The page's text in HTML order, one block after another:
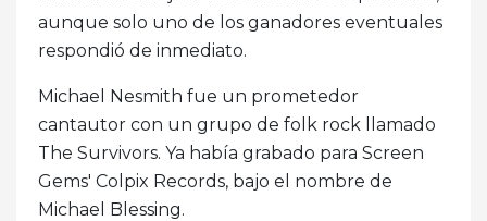
aunque solo uno de los ganadores eventuales
respondió de inmediato.
Michael Nesmith fue un prometedor
cantautor con un grupo de folk rock llamado
The Survivors. Ya había grabado para Screen
Gems' Colpix Records, bajo el nombre de
Michael Blessing.